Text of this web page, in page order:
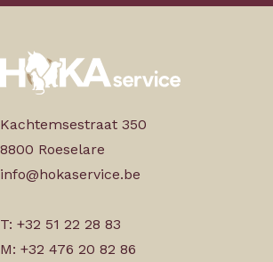
Kachtemsestraat 350
8800 Roeselare
info@hokaservice.be
T: +32 51 22 28 83
M: +32 476 20 82 86